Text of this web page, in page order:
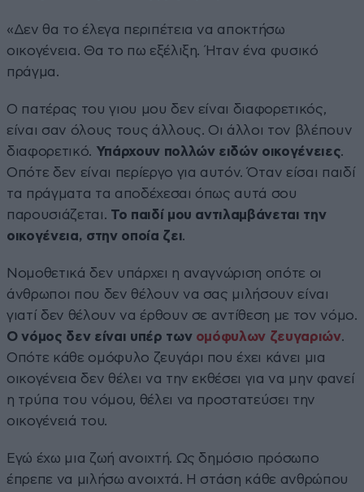
«Δεν θα το έλεγα περιπέτεια να αποκτήσω
οικογένεια. Θα το πω εξέλιξη. Ήταν ένα φυσικό
πράγμα.
Ο πατέρας του γιου μου δεν είναι διαφορετικός,
είναι σαν όλους τους άλλους. Οι άλλοι τον βλέπουν
διαφορετικό. Υπάρχουν πολλών ειδών οικογένειες.
Οπότε δεν είναι περίεργο για αυτόν. Όταν είσαι παιδί
τα πράγματα τα αποδέχεσαι όπως αυτά σου
παρουσιάζεται. Το παιδί μου αντιλαμβάνεται την
οικογένεια, στην οποία ζει.
Νομοθετικά δεν υπάρχει η αναγνώριση οπότε οι
άνθρωποι που δεν θέλουν να σας μιλήσουν είναι
γιατί δεν θέλουν να έρθουν σε αντίθεση με τον νόμο.
Ο νόμος δεν είναι υπέρ των ομόφυλων ζευγαριών.
Οπότε κάθε ομόφυλο ζευγάρι που έχει κάνει μια
οικογένεια δεν θέλει να την εκθέσει για να μην φανεί
η τρύπα του νόμου, θέλει να προστατεύσει την
οικογένειά του.
Εγώ έχω μια ζωή ανοιχτή. Ως δημόσιο πρόσωπο
έπρεπε να μιλήσω ανοιχτά. Η στάση κάθε ανθρώπου